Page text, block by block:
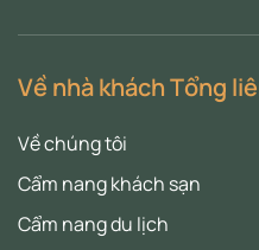
Về nhà khách Tổng
Về chúng tôi
Cẩm nang khách sạn
Cẩm nang du lịch